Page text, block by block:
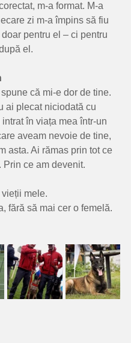
m-a format. M-a
zi m-a împins să fiu
pentru el – ci pentru
el.
spune că mi-e dor de tine.
ai plecat niciodată cu
în viața mea într-un
aveam nevoie de tine,
asta. Ai rămas prin tot ce
Prin ce am devenit.
mele.
fără să mai cer o femelă.